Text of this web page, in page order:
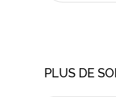
PLUS DE